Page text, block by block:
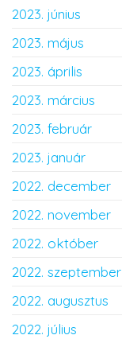
2023. június
2023. május
2023. április
2023. március
2023. február
2023. január
2022. december
2022. november
2022. október
2022. szeptember
2022. augusztus
2022. július